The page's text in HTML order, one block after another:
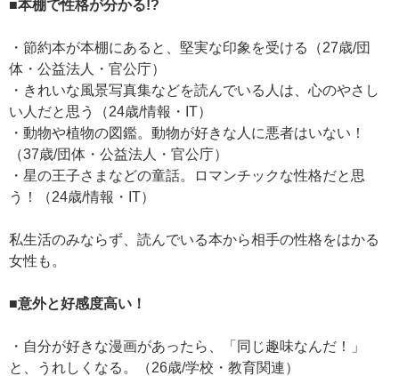
■本棚で性格が分かる!?
・節約本が本棚にあると、堅実な印象を受ける（27歳/団
体・公益法人・官公庁）
・きれいな風景写真集などを読んでいる人は、心のやさし
い人だと思う（24歳/情報・IT）
・動物や植物の図鑑。動物が好きな人に悪者はいない！
（37歳/団体・公益法人・官公庁）
・星の王子さまなどの童話。ロマンチックな性格だと思
う！（24歳/情報・IT）
私生活のみならず、読んでいる本から相手の性格をはかる
女性も。
■意外と好感度高い！
・自分が好きな漫画があったら、「同じ趣味なんだ！」
と、うれしくなる。（26歳/学校・教育関連）